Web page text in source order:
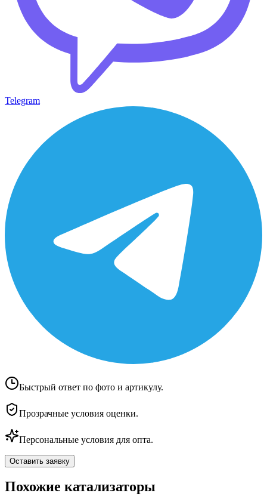
Telegram
Быстрый ответ по фото и артикулу.
Прозрачные условия оценки.
Персональные условия для опта.
Оставить заявку
Похожие катализаторы